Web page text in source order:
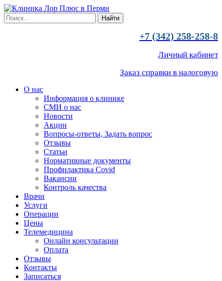
+7 (342) 258-258-8
Личный кабинет
Заказ справки в налоговую
О нас
Информация о клинике
СМИ о нас
Новости
Акции
Вопросы-ответы, Задать вопрос
Отзывы
Статьи
Нормативные документы
Профилактика Covid
Вакансии
Контроль качества
Врачи
Услуги
Операции
Цены
Телемедицина
Онлайн консультации
Оплата
Отзывы
Контакты
Записаться